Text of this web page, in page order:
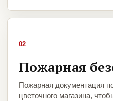
02
Пожарная
Пожарная документация
цветочного магазина,